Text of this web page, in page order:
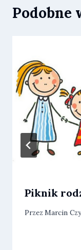
Podobne
Piknik
Przez Marcin